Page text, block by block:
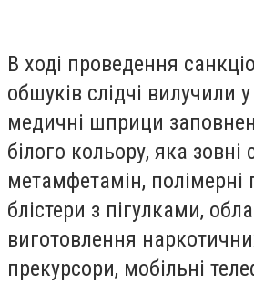
В ході проведення
обшуків слідчі вилучили у
медичні шприци
білого кольору, яка зовні
метамфетамін, полімерні
блістери з пігулками,
виготовлення
прекурсори, мобільні